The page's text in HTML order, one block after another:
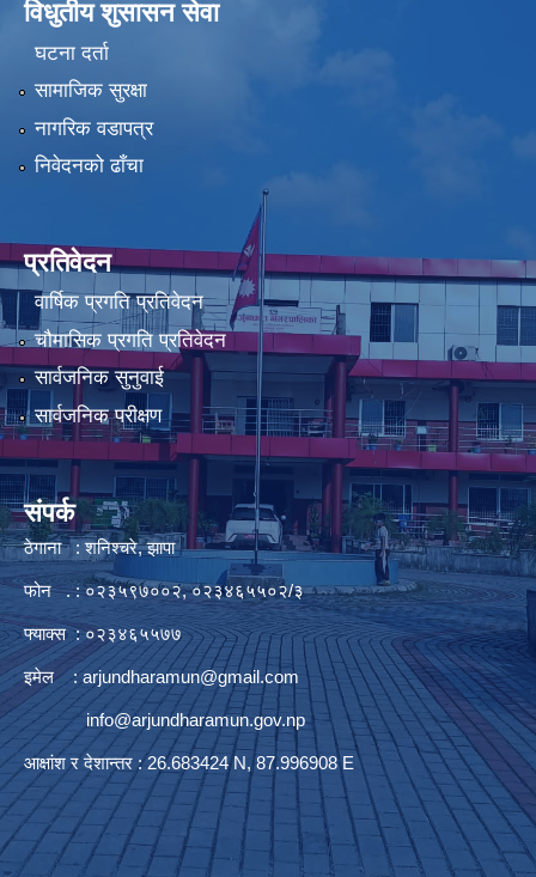
विधुतीय शुसासन सेवा
घटना दर्ता
सामाजिक सुरक्षा
नागरिक वडापत्र
निवेदनको ढाँचा
प्रतिवेदन
वार्षिक प्रगति प्रतिवेदन
चौमासिक प्रगति प्रतिवेदन
सार्वजनिक सुनुवाई
सार्वजनिक परीक्षण
संपर्क
ठेगाना : शनिश्चरे, झापा
फोन . : ०२३५९७००२, ०२३४६५५०२/३
फ्याक्स : ०२३४६५५७७
इमेल :arjundharamun@gmail.com
info@arjundharamun.gov.np
आक्षांश र देशान्तर : 26.683424 N, 87.996908 E